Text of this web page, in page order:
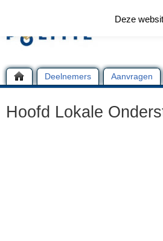
Deelnemers Aanvragen
Hoofd Lokale
Deze